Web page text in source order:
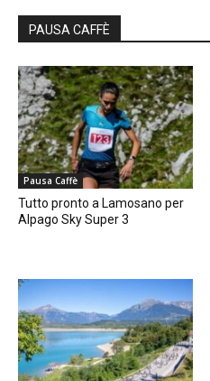
PAUSA CAFFÈ
Pausa Caffè
Tutto pronto a Lamosano per
Alpago Sky Super 3